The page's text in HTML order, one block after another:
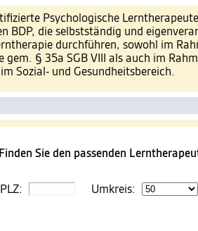
Psychologische
BDP, die selbstständig und
durchführen, sowohl im
gem. § 35a SGB VIII als auch im
Sozial- und Gesundheitsbereich.
Finden Sie den passenden
PLZ: Umkreis: